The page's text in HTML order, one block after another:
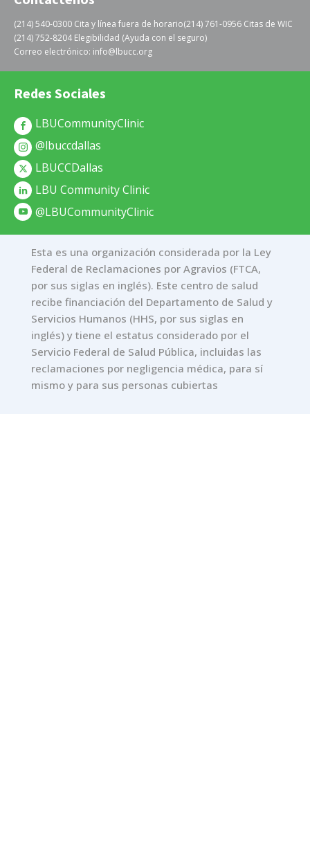
(214) 540-0300 Cita y línea fuera de horario(214) 761-0956 Citas de WIC
(214) 752-8204 Elegibilidad (Ayuda con el seguro)
Correo electrónico: info@lbucc.org
Redes Sociales
LBUCommunityClinic
@lbuccdallas
LBUCCDallas
LBU Community Clinic
@LBUCommunityClinic
Esta es una organización considerada por la Ley
Federal de Reclamaciones por Agravios (FTCA,
por sus siglas en inglés). Este centro de salud
recibe financiación del Departamento de Salud y
Servicios Humanos (HHS, por sus siglas en
inglés) y tiene el estatus considerado por el
Servicio Federal de Salud Pública, incluidas las
reclamaciones por negligencia médica, para sí
mismo y para sus personas cubiertas